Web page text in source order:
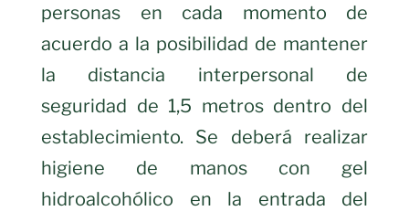
personas en cada momento de
acuerdo a la posibilidad de mantener
la distancia interpersonal de
seguridad de 1,5 metros dentro del
establecimiento. Se deberá realizar
higiene de manos con gel
hidroalcohólico en la entrada del